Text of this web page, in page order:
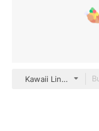
Kawaii Lineal